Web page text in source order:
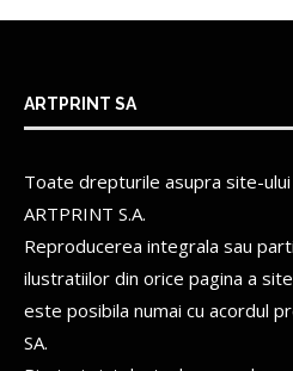
ARTPRINT SA
Toate drepturile asupra site-
ARTPRINT S.A.
Reproducerea integrala sau
ilustratiilor din orice pagina a
este posibila numai cu acordul
SA.